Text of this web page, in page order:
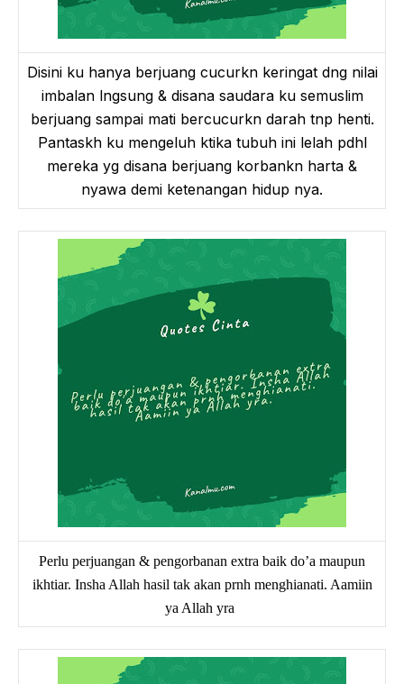
Disini ku hanya berjuang cucurkn keringat dng nilai
imbalan lngsung & disana saudara ku semuslim
berjuang sampai mati bercucurkn darah tnp henti.
Pantaskh ku mengeluh ktika tubuh ini lelah pdhl
mereka yg disana berjuang korbankn harta &
nyawa demi ketenangan hidup nya.
Perlu perjuangan & pengorbanan extra baik do’a maupun
ikhtiar. Insha Allah hasil tak akan prnh menghianati. Aamiin
ya Allah yra